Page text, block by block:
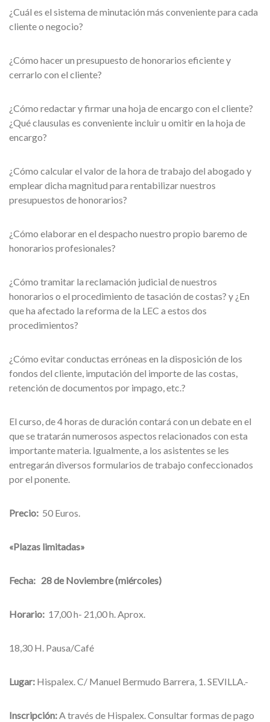
¿Cuál es el sistema de minutación más conveniente para cada
cliente o negocio?
¿Cómo hacer un presupuesto de honorarios eficiente y
cerrarlo con el cliente?
¿Cómo redactar y firmar una hoja de encargo con el cliente?
¿Qué clausulas es conveniente incluir u omitir en la hoja de
encargo?
¿Cómo calcular el valor de la hora de trabajo del abogado y
emplear dicha magnitud para rentabilizar nuestros
presupuestos de honorarios?
¿Cómo elaborar en el despacho nuestro propio baremo de
honorarios profesionales?
¿Cómo tramitar la reclamación judicial de nuestros
honorarios o el procedimiento de tasación de costas? y ¿En
que ha afectado la reforma de la LEC a estos dos
procedimientos?
¿Cómo evitar conductas erróneas en la disposición de los
fondos del cliente, imputación del importe de las costas,
retención de documentos por impago, etc.?
El curso, de 4 horas de duración contará con un debate en el
que se tratarán numerosos aspectos relacionados con esta
importante materia. Igualmente, a los asistentes se les
entregarán diversos formularios de trabajo confeccionados
por el ponente.
Precio: 50 Euros.
«Plazas limitadas»
Fecha: 28 de Noviembre (miércoles)
Horario: 17,00 h- 21,00 h. Aprox.
18,30 H. Pausa/Café
Lugar: Hispalex. C/ Manuel Bermudo Barrera, 1. SEVILLA.-
Inscripción:A través de Hispalex. Consultar formas de pago